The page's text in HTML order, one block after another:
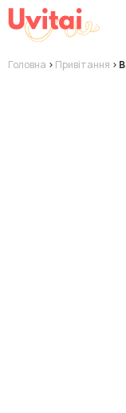
Головна > Привітання >